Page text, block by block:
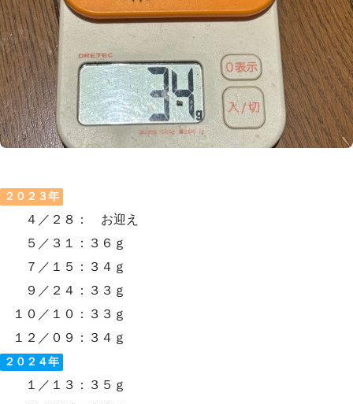
２０２３年
４／２８： お迎え
５／３１：３６ｇ
７／１５：３４ｇ
９／２４：３３ｇ
１０／１０：３３ｇ
１２／０９：３４ｇ
２０２４年
１／１３：３５ｇ